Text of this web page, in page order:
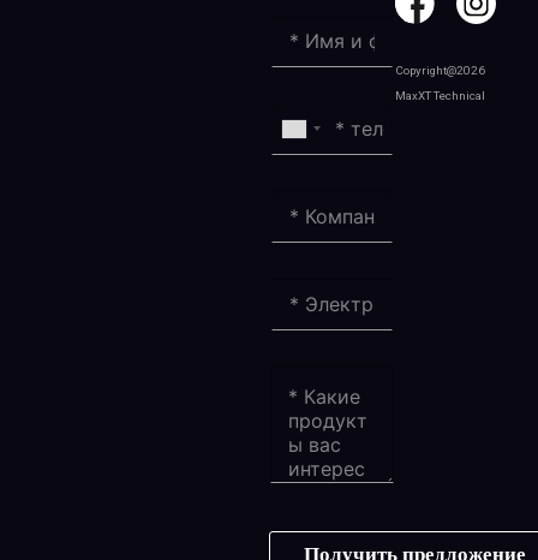
Copyright@2026
MaxXT Technical
Получить предложение